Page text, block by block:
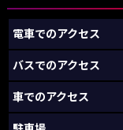
電車でのアクセス
バスでのアクセス
車でのアクセス